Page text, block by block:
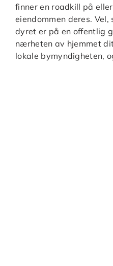
finner en roadkill på
eiendommen deres.
dyret er på en offentlig
nærheten av hjemmet
lokale bymyndigheten,